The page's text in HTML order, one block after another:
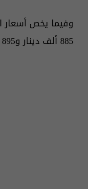
885 ألف دينار و895 ألف دينار.